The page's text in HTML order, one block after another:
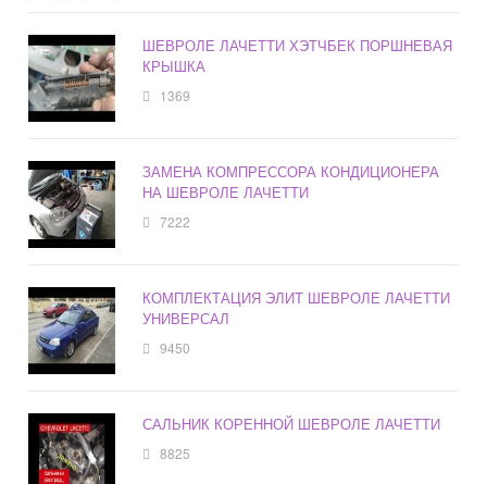
ШЕВРОЛЕ ЛАЧЕТТИ ХЭТЧБЕК ПОРШНЕВАЯ
КРЫШКА
1369
ЗАМЕНА КОМПРЕССОРА КОНДИЦИОНЕРА
НА ШЕВРОЛЕ ЛАЧЕТТИ
7222
КОМПЛЕКТАЦИЯ ЭЛИТ ШЕВРОЛЕ ЛАЧЕТТИ
УНИВЕРСАЛ
9450
САЛЬНИК КОРЕННОЙ ШЕВРОЛЕ ЛАЧЕТТИ
8825